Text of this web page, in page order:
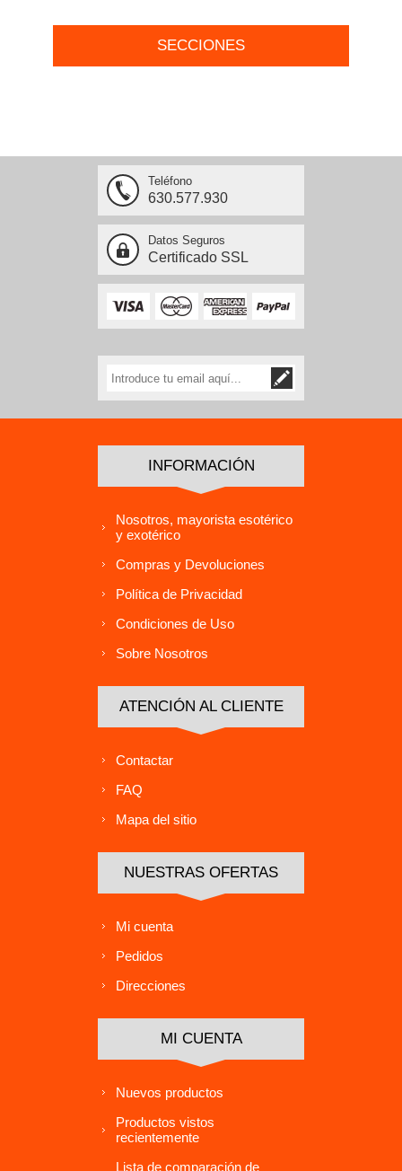
SECCIONES
Teléfono
630.577.930
Datos Seguros
Certificado SSL
INFORMACIÓN
Nosotros, mayorista esotérico
y exotérico
Compras y Devoluciones
Política de Privacidad
Condiciones de Uso
Sobre Nosotros
ATENCIÓN AL CLIENTE
Contactar
FAQ
Mapa del sitio
NUESTRAS OFERTAS
Mi cuenta
Pedidos
Direcciones
MI CUENTA
Nuevos productos
Productos vistos
recientemente
Lista de comparación de